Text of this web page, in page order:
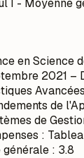
I - Moyenne
en Science
2021 –
de
de
:
: 3.8